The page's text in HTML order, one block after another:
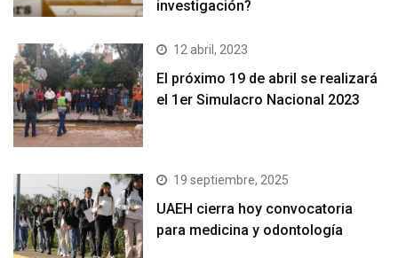
investigación?
12 abril, 2023
El próximo 19 de abril se realizará
el 1er Simulacro Nacional 2023
19 septiembre, 2025
UAEH cierra hoy convocatoria
para medicina y odontología